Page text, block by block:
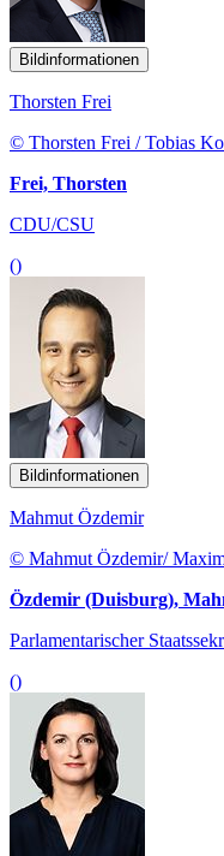
Bildinformationen
Thorsten Frei
© Thorsten Frei / Tobias
Frei, Thorsten
CDU/CSU
()
Bildinformationen
Mahmut Özdemir
© Mahmut Özdemir/
Özdemir (Duisburg),
Parlamentarischer
()